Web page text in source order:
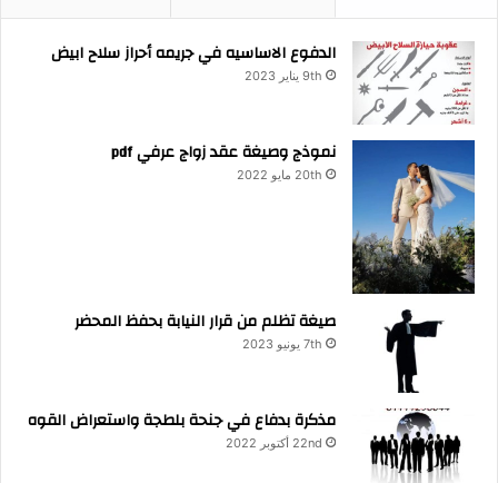
الدفوع الاساسيه في جريمه أحراز سلاح ابيض
9th يناير 2023
نموذج وصيغة عقد زواج عرفي pdf
20th مايو 2022
صيغة تظلم من قرار النيابة بحفظ المحضر
7th يونيو 2023
مذكرة بدفاع في جنحة بلطجة واستعراض القوه
22nd أكتوبر 2022